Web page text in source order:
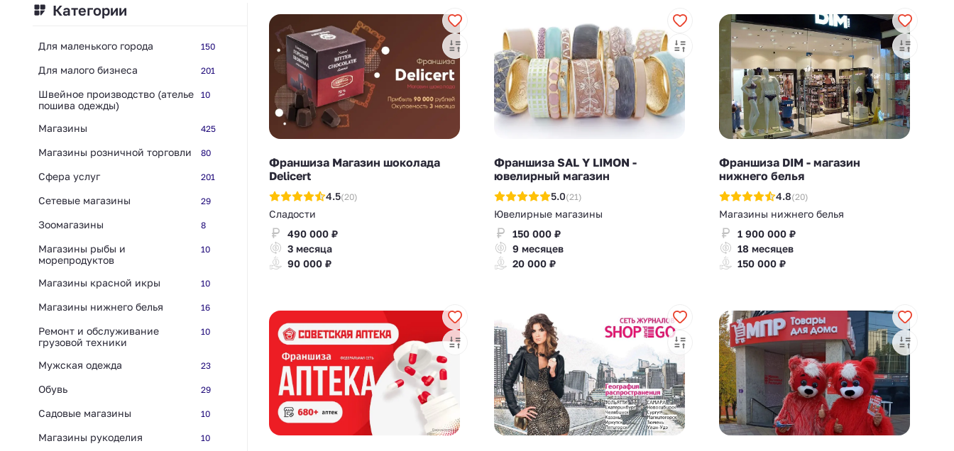
Категории
Для маленького города 150
Для малого бизнеса 201
Швейное производство (ателье
пошива одежды)
10
Магазины 425
Магазины розничной торговли 80
Сфера услуг 201
Сетевые магазины 29
Зоомагазины 8
Магазины рыбы и
морепродуктов
10
Магазины красной икры 10
Магазины нижнего белья 16
Ремонт и обслуживание
грузовой техники
10
Мужская одежда 23
Обувь 29
Садовые магазины 10
Магазины рукоделия 10
Франшиза Магазин шоколада
Delicert
4.5(20)
Сладости
490 000 ₽
3 месяца
90 000 ₽
Франшиза SAL Y LIMON -
ювелирный магазин
5.0(21)
Ювелирные магазины
150 000 ₽
9 месяцев
20 000 ₽
Франшиза DIM - магазин
нижнего белья
4.8(20)
Магазины нижнего белья
1 900 000 ₽
18 месяцев
150 000 ₽